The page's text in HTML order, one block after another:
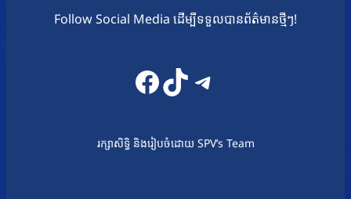
Follow Social Media ដើម្បីទទួលបានព័ត៌មានថ្មីៗ!
Facebook
TikTokTelegram
រក្សាសិទ្ធិ និងរៀបចំដោយ SPV’s Team